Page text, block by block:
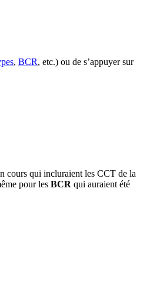
, BCR, etc.) ou de s’appuyer sur
cours qui incluraient les CCT de la
pour les BCR qui auraient été